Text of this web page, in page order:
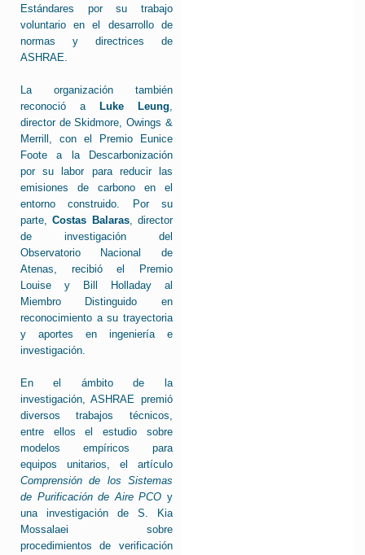
Estándares por su trabajo
voluntario en el desarrollo de
normas y directrices de
ASHRAE.
La organización también
reconoció a
Luke Leung,
director de Skidmore, Owings &
Merrill, con el Premio Eunice
Foote a la Descarbonización
por su labor para reducir las
emisiones de carbono en el
entorno construido. Por su
parte,Costas Balaras, director
de investigación del
Observatorio Nacional de
Atenas, recibió el Premio
Louise y Bill Holladay al
Miembro Distinguido en
reconocimiento a su trayectoria
y aportes en ingeniería e
investigación.
En el ámbito de la
investigación, ASHRAE premió
diversos trabajos técnicos,
entre ellos el estudio sobre
modelos empíricos para
equipos unitarios, el artículo
Comprensión de los Sistemas
de Purificación de Aire PCO y
una investigación de S. Kia
Mossalaei sobre
procedimientos de verificación